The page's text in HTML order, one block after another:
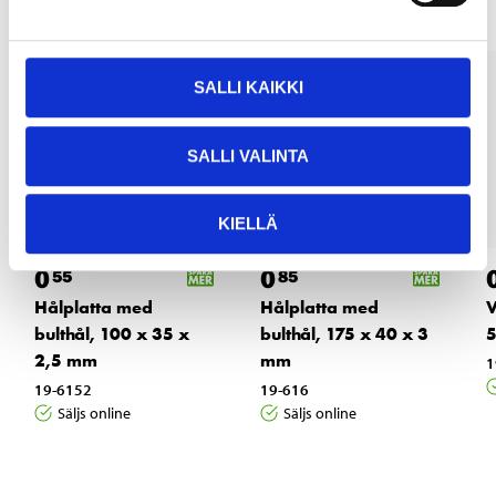
SALLI KAIKKI
SALLI VALINTA
KIELLÄ
055
Hålplatta med
bulthål, 100 x 35 x
2,5 mm
19-6152
Säljs online
085
Hålplatta med
bulthål, 175 x 40 x 3
mm
19-616
Säljs online